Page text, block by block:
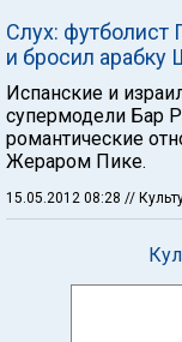
Слух: футболист
и бросил арабку
Испанские и
супермодели Бар
романтические
Жераром Пике.
15.05.2012 08:28 //